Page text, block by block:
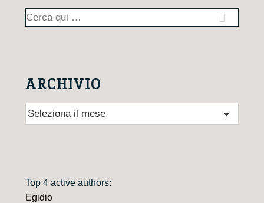
Cerca:
ARCHIVIO
Archivio
Top 4 active authors:
Egidio